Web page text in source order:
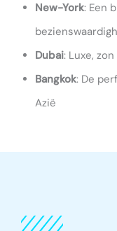
New-York: Een
Dubai: Luxe,
Bangkok: De
Azië